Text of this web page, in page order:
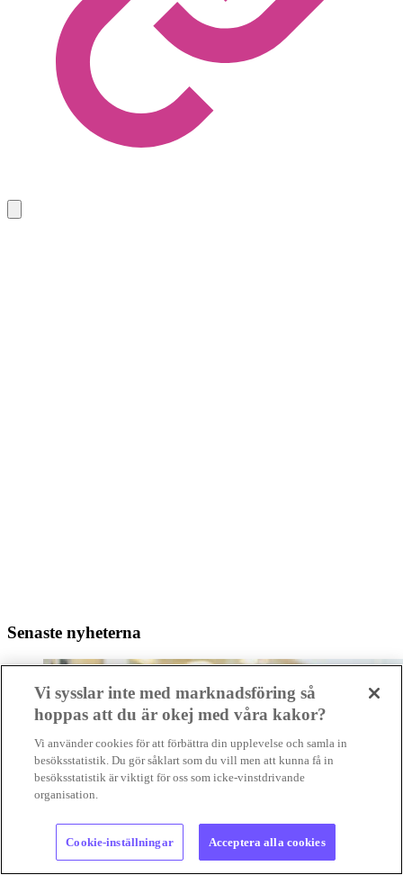
Senaste nyheterna
Vi sysslar inte med marknadsföring så
hoppas att du är okej med våra kakor?
Vi använder cookies för att förbättra din upplevelse och samla in
besöksstatistik. Du gör såklart som du vill men att kunna få in
besöksstatistik är viktigt för oss som icke-vinstdrivande
organisation.
Cookie-inställningar Acceptera alla cookies